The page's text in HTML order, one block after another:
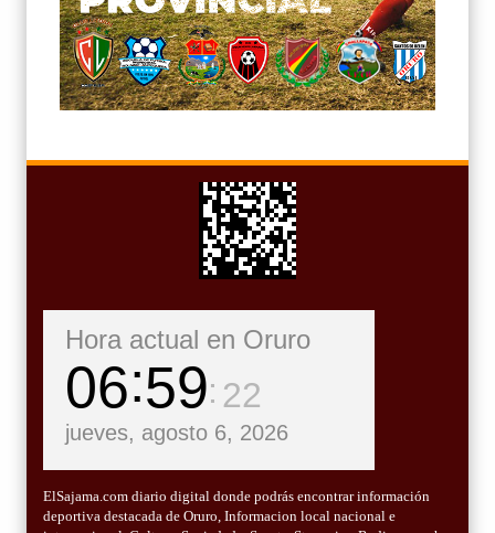
Hora actual en Oruro
06 59 23
jueves, agosto 6, 2026
ElSajama.com diario digital donde podrás encontrar información
deportiva destacada de Oruro, Informacion local nacional e